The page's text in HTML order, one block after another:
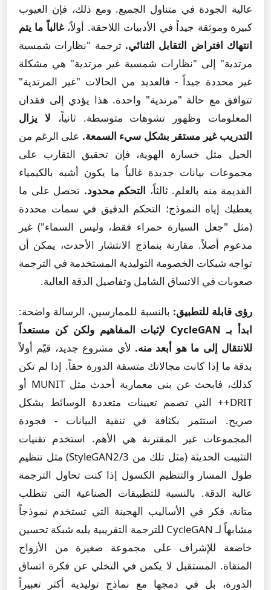
عالية الجودة في متناول الجميع. ومع ذلك، فإن العيوب
كبيرة وموثقة جيداً في الأدبيات اللاحقة. أولاً،غالباً ما يتم
انتهاك افتراض التقابل الثنائي. ترجمة "نظارات شمسية
مرتدية" إلى "نظارات شمسية غير مرتدية" هي مشكلة
غير محددة جيداً - فالعديد من الحالات "غير المرتدية"
تتوافق مع حالة "مرتدية" واحدة. هذا يؤدي إلى فقدان
المعلومات وظهور تشوهات متوسطة. ثانياً، لا يزال
التدريب غير مستقر بشكل سيء السمعة. على الرغم من
الحيل مثل خسارة الهوية، فإن تحقيق التقارب على
مجموعات بيانات جديدة غالباً ما يكون أشبه بالكيمياء
القديمة منه بالعلم. ثالثاً، التحكم محدود. تحصل على ما
يعطيك إياه النموذج؛ التحكم الدقيق في سمات محددة
(مثل "جعل السيارة حمراء فقط، وليس السماء") غير
مدعوم أصلاً. مقارنة بنماذج الانتشار الأحدث، يمكن أن
تواجه شبكات الخصومة التوليدية المستخدمة في الترجمة
صعوبات في الاتساق الشامل وتفاصيل الدقة العالية.
رؤى قابلة للتطبيق: بالنسبة للممارسين، الرسالة واضحة:
ابدأ بـ CycleGAN لإثبات المفاهيم ولكن كن مستعداً
للانتقال إلى ما هو أبعد منه. لأي مشروع جديد، قيّم أولاً
بدقة ما إذا كانت مجالاتك متسقة الدورة حقاً. إذا لم تكن
كذلك، فابحث عن بنى معمارية أحدث مثل MUNIT أو
DRIT++ التي تصمم تعيينات متعددة الوسائط بشكل
صريح. استثمر بكثافة في تنقية البيانات - فجودة
المجموعات غير المقترنة هي الأهم. استخدم تقنيات
التثبيت الحديثة (مثل تلك من StyleGAN2/3) مثل تنظيم
طول المسار والتنظيم الكسول إذا كنت تحاول الترجمة
عالية الدقة. بالنسبة للتطبيقات الصناعية التي تتطلب
متانة، فكر في الأساليب الهجينة التي تستخدم نموذجاً
مشابهاً لـ CycleGAN للترجمة التقريبية يليه شبكة تحسين
خاضعة للإشراف على مجموعة صغيرة من الأزواج
المنقاة. المستقبل لا يكمن في التخلي عن فكرة اتساق
الدورة، بل في دمجها مع نماذج توليدية أكثر تعبيراً